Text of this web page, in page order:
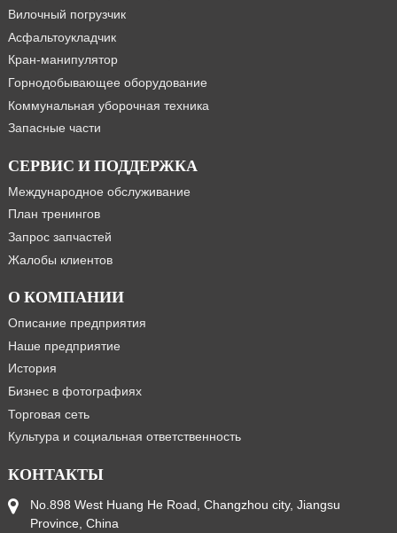
Вилочный погрузчик
Асфальтоукладчик
Кран-манипулятор
Горнодобывающее оборудование
Коммунальная уборочная техника
Запасные части
СЕРВИС И ПОДДЕРЖКА
Международное обслуживание
План тренингов
Запрос запчастей
Жалобы клиентов
О КОМПАНИИ
Описание предприятия
Наше предприятие
История
Бизнес в фотографиях
Торговая сеть
Культура и социальная ответственность
КОНТАКТЫ
No.898 West Huang He Road, Changzhou city, Jiangsu
Province, China